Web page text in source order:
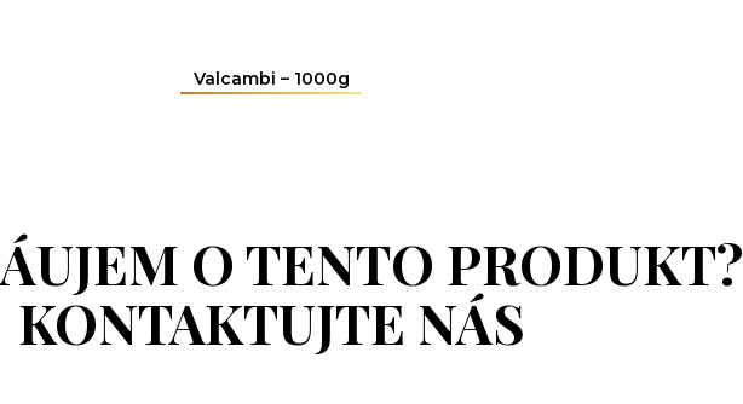
Valcambi – 1000g
O TENTO PRODUKT?
KONTAKTUJTE NÁS